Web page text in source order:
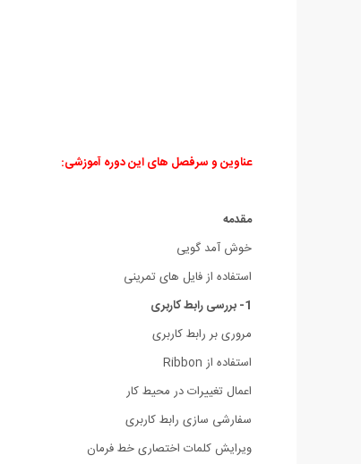
عناوین و سرفصل های این دوره آموزشی:
مقدمه
خوش آمد گویی
استفاده از فایل های تمرینی
1- بررسی رابط کاربری
مروری بر رابط کاربری
استفاده از Ribbon
اعمال تغییرات در محیط کار
سفارشی سازی رابط کاربری
ویرایش کلمات اختصاری خط فرمان